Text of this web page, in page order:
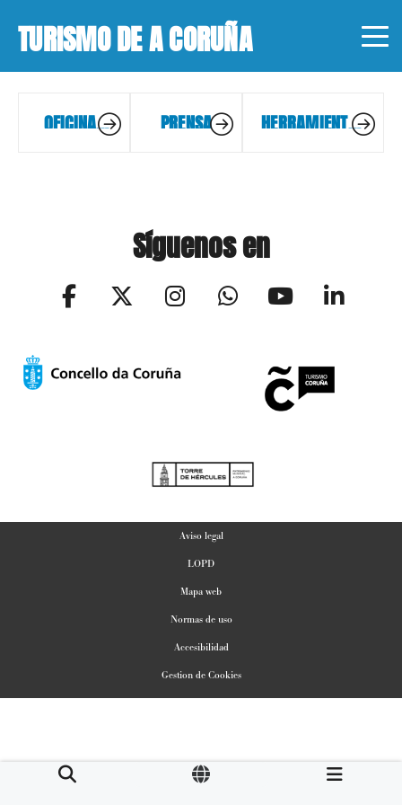
TURISMO DE A CORUÑA
OFICINAS PRENSA HERRAMIENTAS
Síguenos en
Aviso legal
LOPD
Mapa web
Normas de uso
Accesibilidad
Gestion de Cookies